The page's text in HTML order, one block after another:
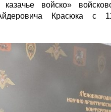
войско»
Красюка с